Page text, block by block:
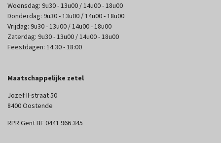
Woensdag: 9u30 - 13u00 / 14u00 - 18u00
Donderdag: 9u30 - 13u00 / 14u00 - 18u00
Vrijdag: 9u30 - 13u00 / 14u00 - 18u00
Zaterdag: 9u30 - 13u00 / 14u00 - 18u00
Feestdagen: 14:30 - 18:00
Maatschappelijke zetel
Jozef II-straat 50
8400 Oostende
RPR Gent BE 0441 966 345